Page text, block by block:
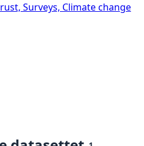
Surveys, Climate change